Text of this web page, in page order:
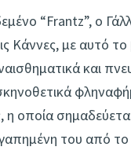
“Frantz”, ο
Κάννες, με αυτό
και
οποία
του από